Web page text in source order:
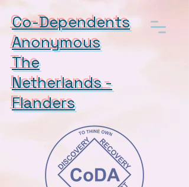
Co-Dependents
Anonymous
The
Netherlands -
Flanders